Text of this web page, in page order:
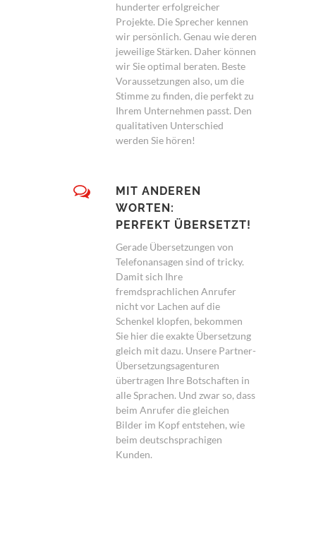
hunderter erfolgreicher
Projekte. Die Sprecher kennen
wir persönlich. Genau wie deren
jeweilige Stärken. Daher können
wir Sie optimal beraten. Beste
Voraussetzungen also, um die
Stimme zu finden, die perfekt zu
Ihrem Unternehmen passt. Den
qualitativen Unterschied
werden Sie hören!
MIT ANDEREN
WORTEN:
PERFEKT ÜBERSETZT!
Gerade Übersetzungen von
Telefonansagen sind of tricky.
Damit sich Ihre
fremdsprachlichen Anrufer
nicht vor Lachen auf die
Schenkel klopfen, bekommen
Sie hier die exakte Übersetzung
gleich mit dazu. Unsere Partner-
Übersetzungsagenturen
übertragen Ihre Botschaften in
alle Sprachen. Und zwar so, dass
beim Anrufer die gleichen
Bilder im Kopf entstehen, wie
beim deutschsprachigen
Kunden.